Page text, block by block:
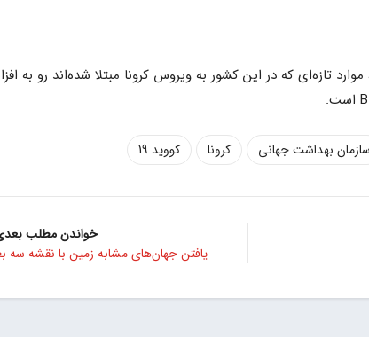
تازه‌ای که در این کشور به ویروس کرونا مبتلا شده‌اند رو به
سازمان بهداشت جهانی کرونا کووید 19
خواندن مطلب
یافتن جهان‌های مشابه زمین با نقشه سه